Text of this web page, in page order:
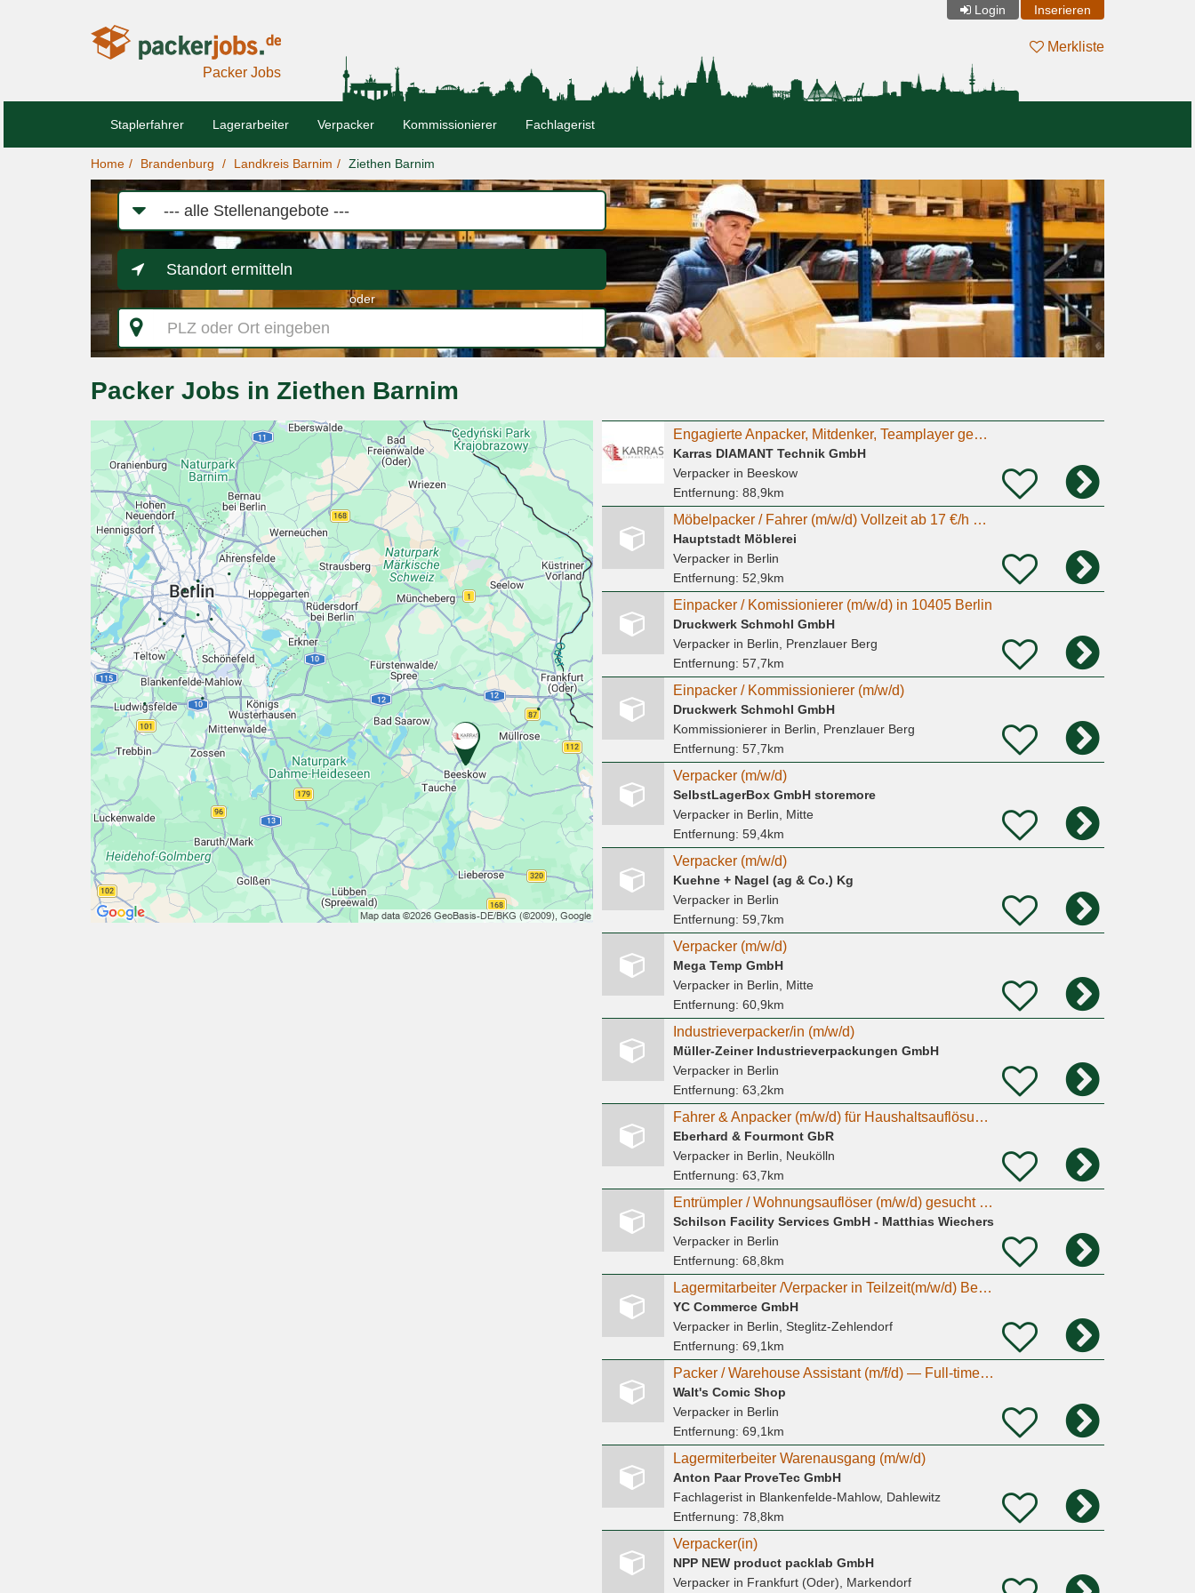
Login Inserieren
Packer Jobs
Merkliste
Staplerfahrer Lagerarbeiter Verpacker Kommissionierer Fachlagerist
Home Brandenburg Landkreis Barnim Ziethen Barnim
Job-
Kategorie
Standort ermitteln
oder
PLZ
oder
Ort
Packer Jobs in Ziethen Barnim
Engagierte Anpacker, Mitdenker, Teamplayer gesucht - Monteur, Handwerker (m/w/d) im Quereinstieg!
Karras DIAMANT Technik GmbH
Verpackerin Beeskow
Entfernung: 88,9km
Möbelpacker / Fahrer (m/w/d) Vollzeit ab 17 €/h + sehr gutes Trinkgeld Deutschlandweite Touren
Hauptstadt Möblerei
Verpackerin Berlin
Entfernung: 52,9km
Einpacker / Komissionierer (m/w/d) in 10405 Berlin
Druckwerk Schmohl GmbH
Verpackerin Berlin, Prenzlauer Berg
Entfernung: 57,7km
Einpacker / Kommissionierer (m/w/d)
Druckwerk Schmohl GmbH
Kommissioniererin Berlin, Prenzlauer Berg
Entfernung: 57,7km
Verpacker (m/w/d)
SelbstLagerBox GmbH storemore
Verpackerin Berlin, Mitte
Entfernung: 59,4km
Verpacker (m/w/d)
Kuehne + Nagel (ag & Co.) Kg
Verpackerin Berlin
Entfernung: 59,7km
Verpacker (m/w/d)
Mega Temp GmbH
Verpackerin Berlin, Mitte
Entfernung: 60,9km
Industrieverpacker/in (m/w/d)
Müller-Zeiner Industrieverpackungen GmbH
Verpackerin Berlin
Entfernung: 63,2km
Fahrer & Anpacker (m/w/d) für Haushaltsauflösung & Umzug
Eberhard & Fourmont GbR
Verpackerin Berlin, Neukölln
Entfernung: 63,7km
Entrümpler / Wohnungsauflöser (m/w/d) gesucht – Anpacker willkommen
Schilson Facility Services GmbH - Matthias Wiechers
Verpackerin Berlin
Entfernung: 68,8km
Lagermitarbeiter /Verpacker in Teilzeit(m/w/d) Berlin Marienfelde
YC Commerce GmbH
Verpackerin Berlin, Steglitz-Zehlendorf
Entfernung: 69,1km
Packer / Warehouse Assistant (m/f/d) — Full-time, Berlin-Marienfelde
Walt's Comic Shop
Verpackerin Berlin
Entfernung: 69,1km
Lagermiterbeiter Warenausgang (m/w/d)
Anton Paar ProveTec GmbH
Fachlageristin Blankenfelde-Mahlow, Dahlewitz
Entfernung: 78,8km
Verpacker(in)
NPP NEW product packlab GmbH
Verpackerin Frankfurt (Oder), Markendorf